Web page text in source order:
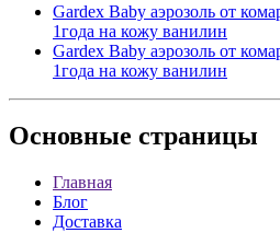
Gardex Baby аэрозоль от
1года на кожу ванилин
Gardex Baby аэрозоль от
1года на кожу ванилин
Основные страницы
Главная
Блог
Доставка